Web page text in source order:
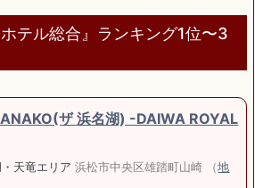
テル総合』ランキング1位〜3
ザ 浜名湖) -DAIWA ROYAL
・天竜エリア浜松市中央区雄踏町山崎 （地